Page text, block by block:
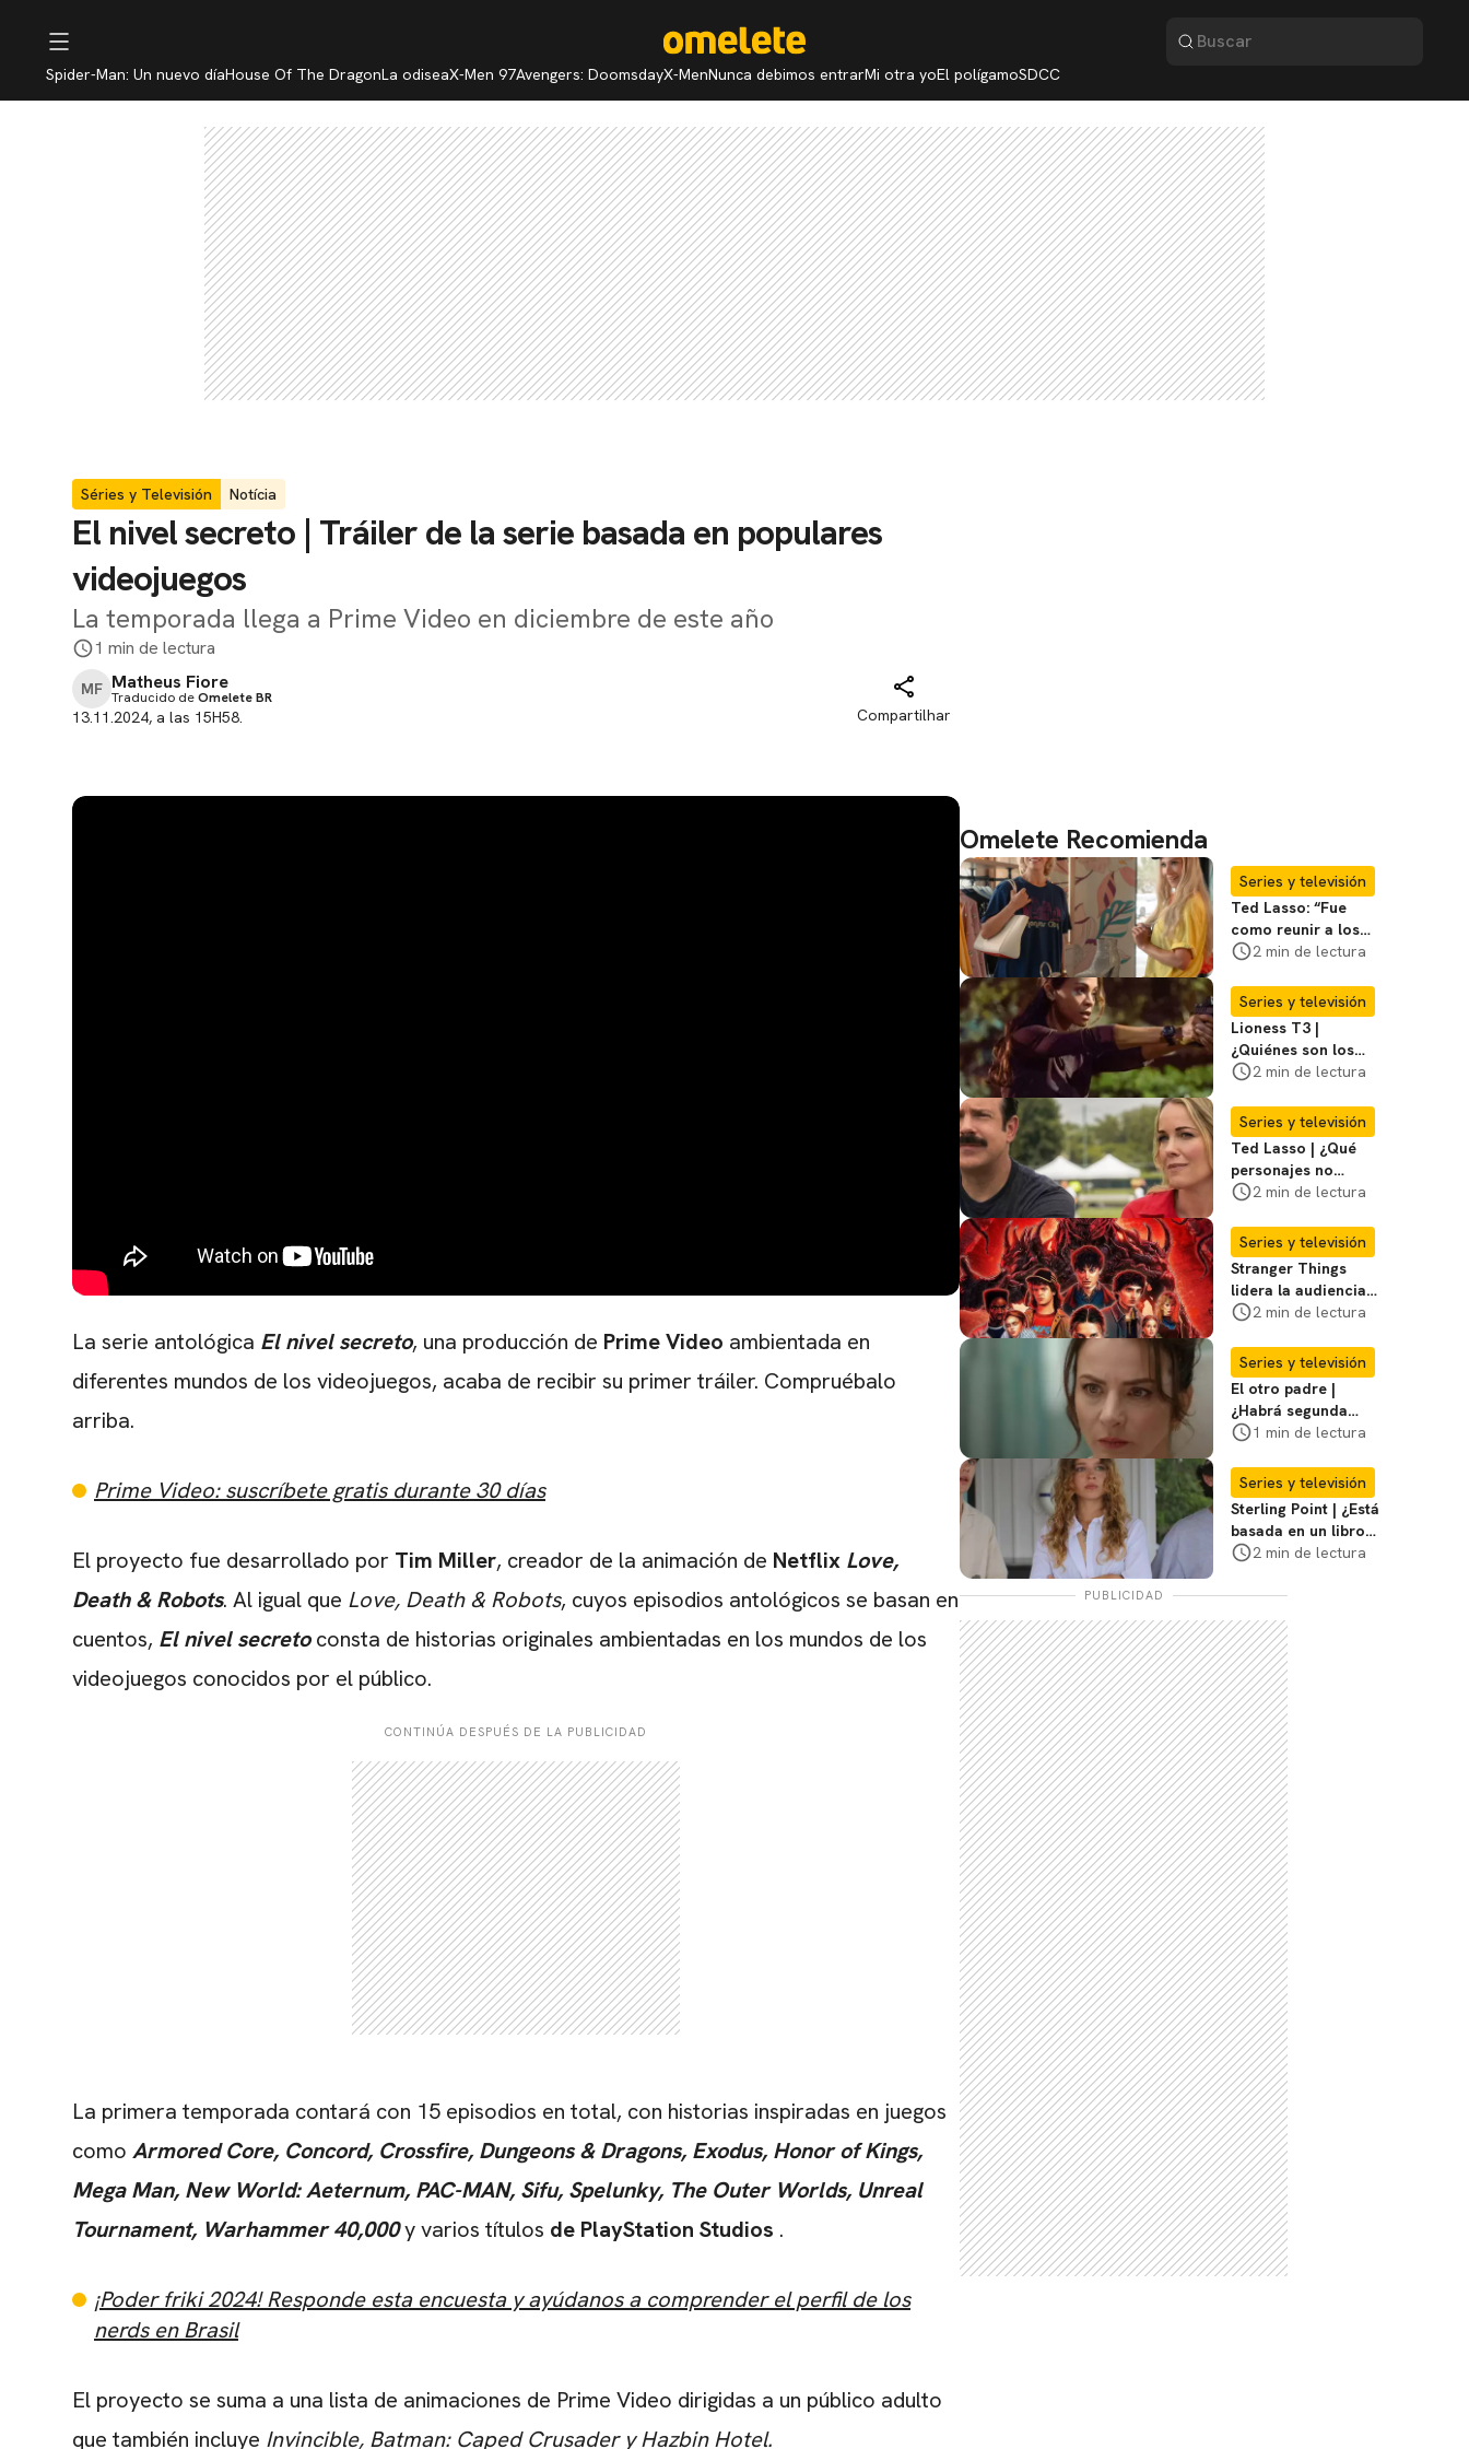
Spider-Man: Un nuevo díaHouse Of The DragonLa odiseaX-Men 97Avengers: DoomsdayX-MenNunca debimos entrarMi otra yoEl polígamoSDCC
Séries y Televisión Notícia
El nivel secreto | Tráiler de la serie basada en populares
videojuegos
La temporada llega a Prime Video en diciembre de este año
1 min de lectura
MF Matheus Fiore
Traducido deOmelete BR
13.11.2024, a las 15H58. Compartilhar
La serie antológica El nivel secreto, una producción de Prime Video ambientada en
diferentes mundos de los videojuegos, acaba de recibir su primer tráiler. Compruébalo
arriba.
Prime Video: suscríbete gratis durante 30 días
El proyecto fue desarrollado por Tim Miller, creador de la animación de Netflix Love,
Death & Robots. Al igual que Love, Death & Robots, cuyos episodios antológicos se basan en
cuentos, El nivel secretoconsta de historias originales ambientadas en los mundos de los
videojuegos conocidos por el público.
CONTINÚA DESPUÉS DE LA PUBLICIDAD
La primera temporada contará con 15 episodios en total, con historias inspiradas en juegos
como Armored Core, Concord, Crossfire, Dungeons & Dragons, Exodus, Honor of Kings,
Mega Man, New World: Aeternum, PAC-MAN, Sifu, Spelunky, The Outer Worlds, Unreal
Tournament, Warhammer 40,000y varios títulos de PlayStation Studios .
¡Poder friki 2024! Responde esta encuesta y ayúdanos a comprender el perfil de los
nerds en Brasil
El proyecto se suma a una lista de animaciones de Prime Video dirigidas a un público adulto
que también incluye Invincible, Batman: Caped Crusader y Hazbin Hotel.
Omelete Recomienda
Series y televisión
Ted Lasso: “Fue
como reunir a los
Vengadores”, dice
regreso para la 4ª
temporada
2 min de lectura
Series y televisión
Lioness T3 |
¿Quiénes son los
hombres que
su casa?
2 min de lectura
Series y televisión
Ted Lasso | ¿Qué
personajes no
regresan en la
contamos
2 min de lectura
Series y televisión
Stranger Things
lidera la audiencia
del primer semestre
2 min de lectura
Series y televisión
El otro padre |
¿Habrá segunda
temporada de la
Navarro?
1 min de lectura
Series y televisión
Sterling Point | ¿Está
basada en un libro o
en una historia
2 min de lectura
PUBLICIDAD